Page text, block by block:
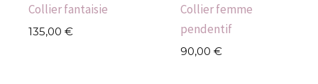
Collier fantaisie
135,00€
Collier femme
pendentif
90,00€